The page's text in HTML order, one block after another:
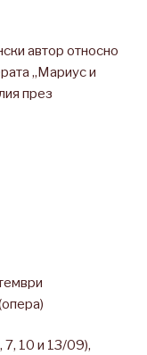
автор относно
„Мариус и
през
10 и 13/09),